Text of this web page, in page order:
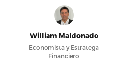
William Maldonado
Economista y Estratega
Financiero